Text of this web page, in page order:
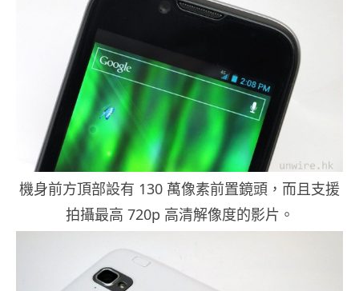
機身前方頂部設有 130 萬像素前置鏡頭，而且支援
拍攝最高 720p 高清解像度的影片。